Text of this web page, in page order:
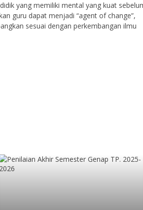
yang memiliki mental yang kuat
guru dapat menjadi “agent of change”,
sesuai dengan perkembangan ilmu